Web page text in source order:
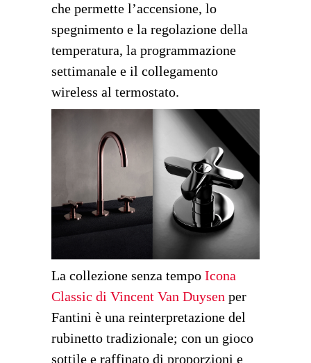
che permette l’accensione, lo
spegnimento e la regolazione della
temperatura, la programmazione
settimanale e il collegamento
wireless al termostato.
La collezione senza tempo Icona
Classic di Vincent Van Duysen per
Fantini è una reinterpretazione del
rubinetto tradizionale; con un gioco
sottile e raffinato di proporzioni e